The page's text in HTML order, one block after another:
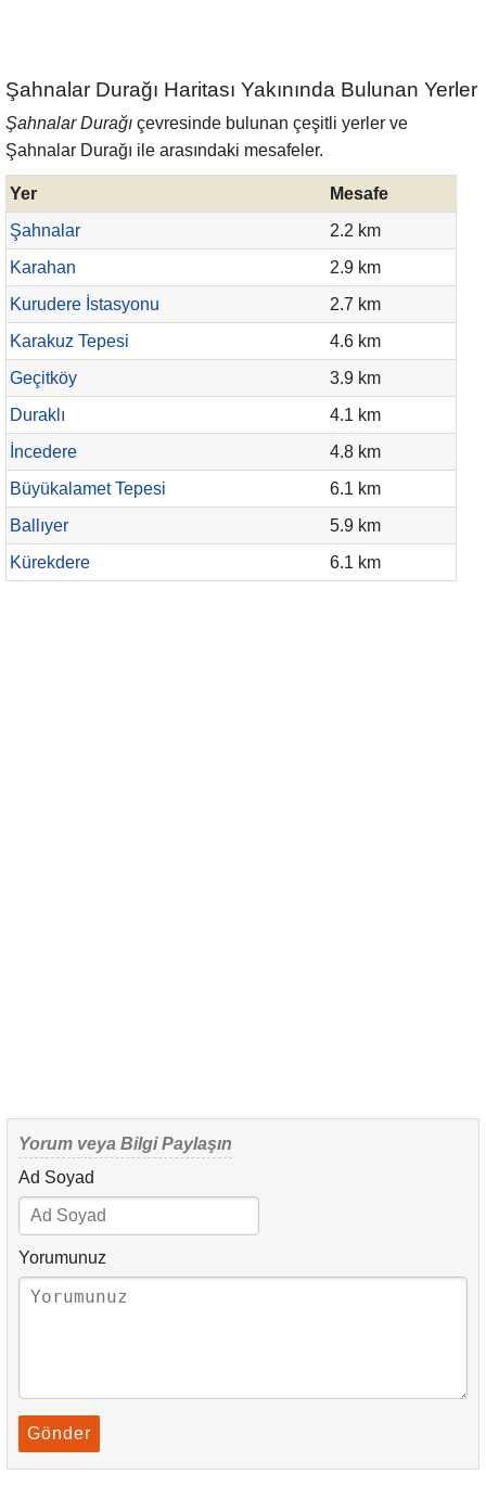
Şahnalar Durağı Haritası Yakınında Bulunan Yerler
Şahnalar Durağı çevresinde bulunan çeşitli yerler ve
Şahnalar Durağı ile arasındaki mesafeler.
Yer
Mesafe
Şahnalar
2.2 km
Karahan
2.9 km
Kurudere İstasyonu
2.7 km
Karakuz Tepesi
4.6 km
Geçitköy
3.9 km
Duraklı
4.1 km
İncedere
4.8 km
Büyükalamet Tepesi
6.1 km
Ballıyer
5.9 km
Kürekdere
6.1 km
Yorum veya Bilgi Paylaşın
Ad Soyad
Yorumunuz
Gönder